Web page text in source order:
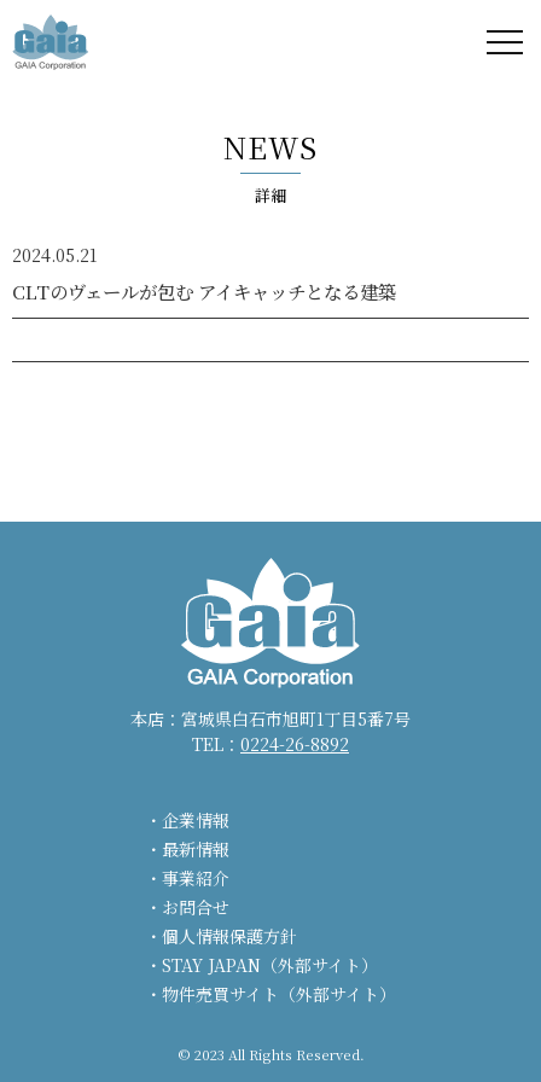
ア -
GAIA
Corporation
NEWS
詳細
2024.05.21
CLTのヴェールが包む アイキャッチとなる建築
本店：宮城県白石市旭町1丁目5番7号
TEL： 0224-26-8892
企業情報
最新情報
事業紹介
お問合せ
個人情報保護方針
STAY JAPAN（外部サイト）
物件売買サイト（外部サイト）
© 2023 All Rights Reserved.